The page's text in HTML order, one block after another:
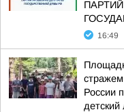
16:49
России